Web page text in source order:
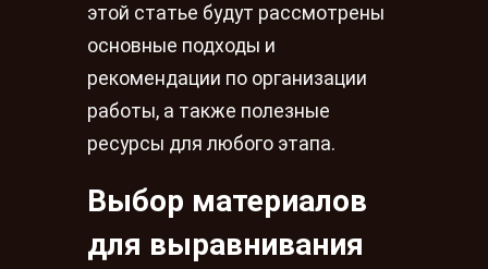
этой статье будут рассмотрены
основные подходы и
рекомендации по организации
работы, а также полезные
ресурсы для любого этапа.
Выбор материалов
для выравнивания